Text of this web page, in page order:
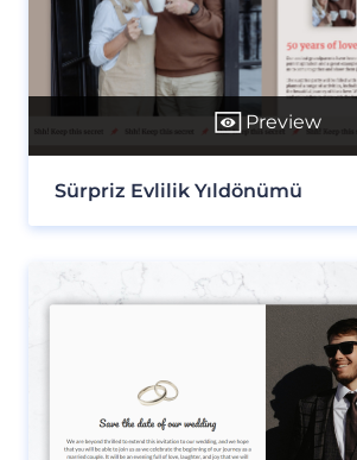
Preview
Sürpriz Evlilik Yıldönümü